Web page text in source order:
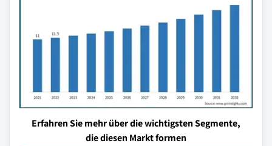
Erfahren Sie mehr über die wichtigsten Segmente,
die diesen Markt formen